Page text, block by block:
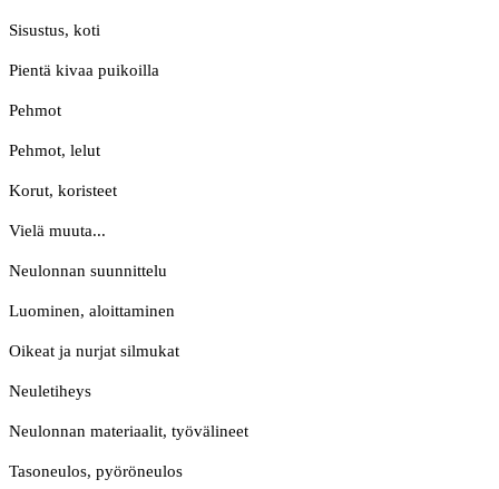
Sisustus, koti
Pientä kivaa puikoilla
Pehmot
Pehmot, lelut
Korut, koristeet
Vielä muuta...
Neulonnan suunnittelu
Luominen, aloittaminen
Oikeat ja nurjat silmukat
Neuletiheys
Neulonnan materiaalit, työvälineet
Tasoneulos, pyöröneulos